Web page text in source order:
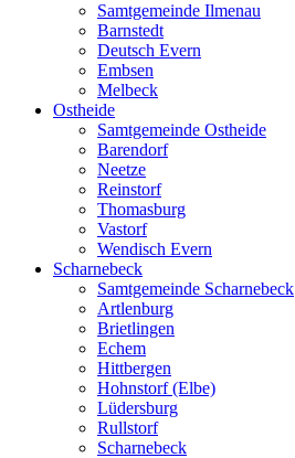
Samtgemeinde Ilmenau
Barnstedt
Deutsch Evern
Embsen
Melbeck
Ostheide
Samtgemeinde Ostheide
Barendorf
Neetze
Reinstorf
Thomasburg
Vastorf
Wendisch Evern
Scharnebeck
Samtgemeinde Scharnebeck
Artlenburg
Brietlingen
Echem
Hittbergen
Hohnstorf (Elbe)
Lüdersburg
Rullstorf
Scharnebeck